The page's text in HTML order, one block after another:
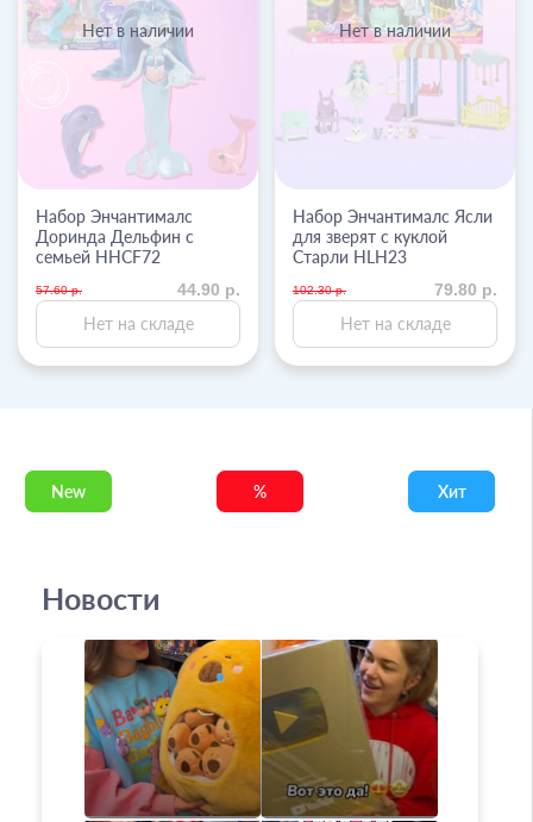
Нет в наличии
Набор Энчантималс
Доринда Дельфин с
семьей HHCF72
57.60 р. 44.90 р.
Нет на складе
Нет в наличии
Набор Энчантималс Ясли
для зверят с куклой
Старли HLH23
102.30 р. 79.80 р.
Нет на складе
New % Хит
Новости